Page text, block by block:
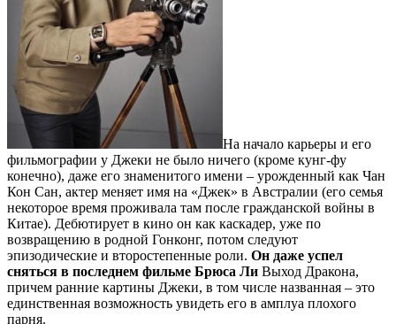
На начало карьеры и его
фильмографии у Джеки не было ничего (кроме кунг-фу
конечно), даже его знаменитого имени – урожденный как Чан
Кон Сан, актер меняет имя на «Джек» в Австралии (его семья
некоторое время проживала там после гражданской войны в
Китае). Дебютирует в кино он как каскадер, уже по
возвращению в родной Гонконг, потом следуют
эпизодические и второстепенные роли. Он даже успел
сняться в последнем фильме Брюса Ли Выход Дракона,
причем ранние картины Джеки, в том числе названная – это
единственная возможность увидеть его в амплуа плохого
парня.